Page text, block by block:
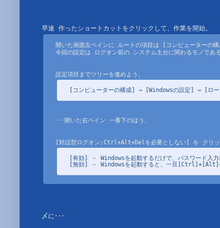
開いた画面左ペインに ルートの項目は [コンピューター
今回の設定は ログオン前の システム土台に関わるモノで
[コンピューターの構成] → [Windowsの設定] → [ロ
･･･開いた右ペイン 一番下のほう、
[有効] － Windowsを起動するだけで、パスワード入
[無効] － Windowsを起動すると、一旦
〆に･･･